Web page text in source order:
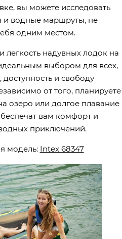
вы можете исследовать
и водные маршруты, не
одним местом.
легкость надувных лодок на
выбором для всех,
доступность и свободу
от того, планируете
озеро или долгое плавание
вам комфорт и
приключений.
модель: Intex 68347